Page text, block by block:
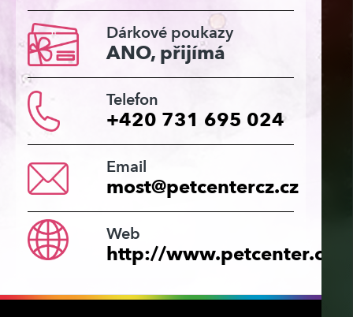
Dárkové poukazy
ANO, přijímá
Telefon
+420 731 695 024
Email
most@petcentercz.cz
Web
http://www.petcenter.cz/